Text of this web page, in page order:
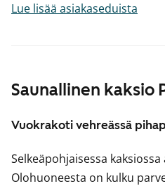
Saunallinen kaksio
Vuokrakoti vehreässä
Selkeäpohjaisessa
Olohuoneesta on kulku
Lue lisää asiakaseduista